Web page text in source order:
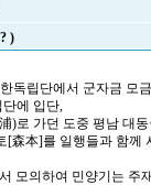
)
독립단에서 군자금 모
에 입단,
)로 가던 도중 평남 대
[森本]를 일행들과 함께
모의하여 민양기는 주